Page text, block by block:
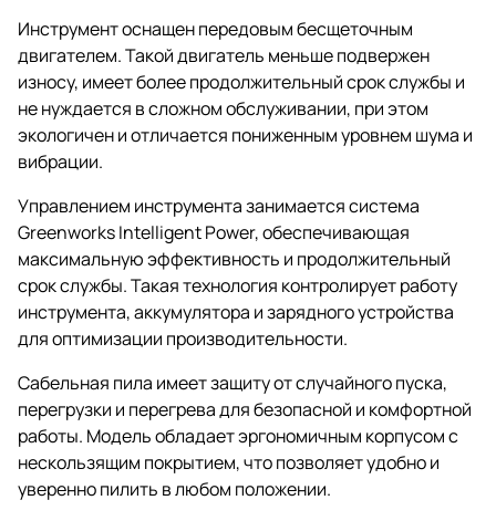
Инструмент оснащен передовым бесщеточным
двигателем. Такой двигатель меньше подвержен
износу, имеет более продолжительный срок службы и
не нуждается в сложном обслуживании, при этом
экологичен и отличается пониженным уровнем шума и
вибрации.
Управлением инструмента занимается система
Greenworks Intelligent Power, обеспечивающая
максимальную эффективность и продолжительный
срок службы. Такая технология контролирует работу
инструмента, аккумулятора и зарядного устройства
для оптимизации производительности.
Сабельная пила имеет защиту от случайного пуска,
перегрузки и перегрева для безопасной и комфортной
работы. Модель обладает эргономичным корпусом с
нескользящим покрытием, что позволяет удобно и
уверенно пилить в любом положении.